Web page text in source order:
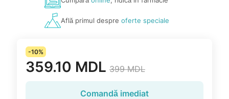
Află primul despre oferte speciale
-10%
359.10 MDL 399 MDL
Comandă imediat